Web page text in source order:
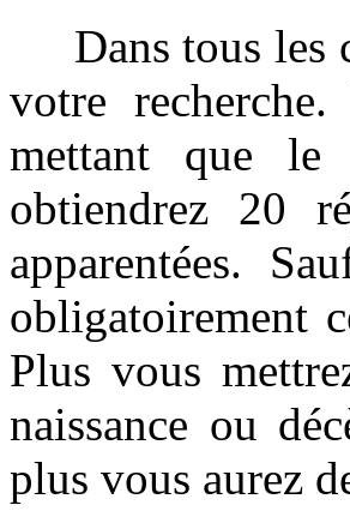
Dans tous les
votre
mettant que le
obtiendrez 20
apparentées.
obligatoirement
Plus vous
naissance ou
plus vous aurez